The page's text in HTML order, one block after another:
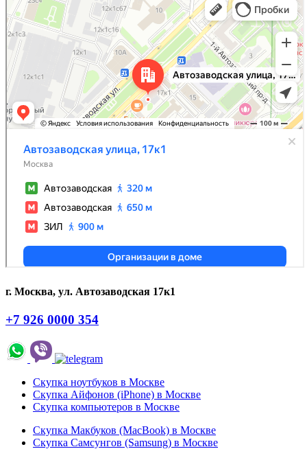
г. Москва, ул. Автозаводская 17к1
+7 926 0000 354
Скупка ноутбуков в Москве
Скупка Айфонов (iPhone) в Москве
Скупка компьютеров в Москве
Скупка Макбуков (MacBook) в Москве
Скупка Самсунгов (Samsung) в Москве